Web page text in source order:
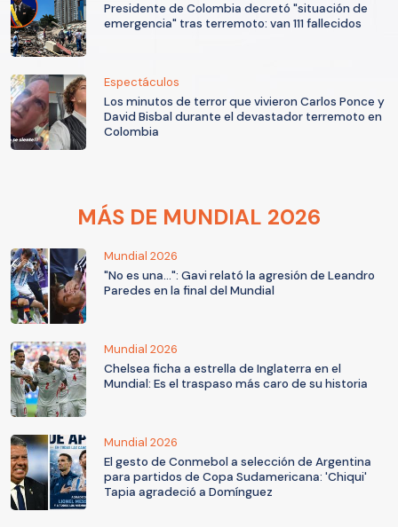
Presidente de Colombia decretó "situación de
emergencia" tras terremoto: van 111 fallecidos
Espectáculos
Los minutos de terror que vivieron Carlos Ponce y
David Bisbal durante el devastador terremoto en
Colombia
MÁS DE MUNDIAL 2026
Mundial 2026
"No es una...": Gavi relató la agresión de Leandro
Paredes en la final del Mundial
Mundial 2026
Chelsea ficha a estrella de Inglaterra en el
Mundial: Es el traspaso más caro de su historia
Mundial 2026
El gesto de Conmebol a selección de Argentina
para partidos de Copa Sudamericana: 'Chiqui'
Tapia agradeció a Domínguez